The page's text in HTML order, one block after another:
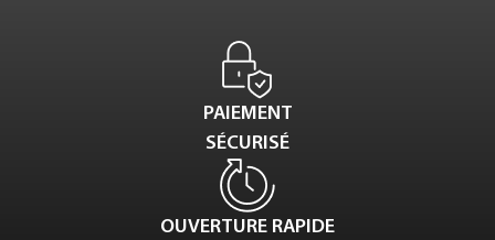
PAIEMENT
SÉCURISÉ
OUVERTURE RAPIDE